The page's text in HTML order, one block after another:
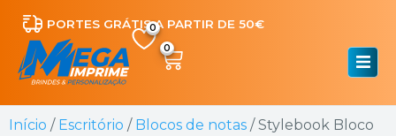
PORTES GRÁTIS A PARTIR DE 50€
0
Início / Escritório / Blocos de notas / Stylebook Bloco